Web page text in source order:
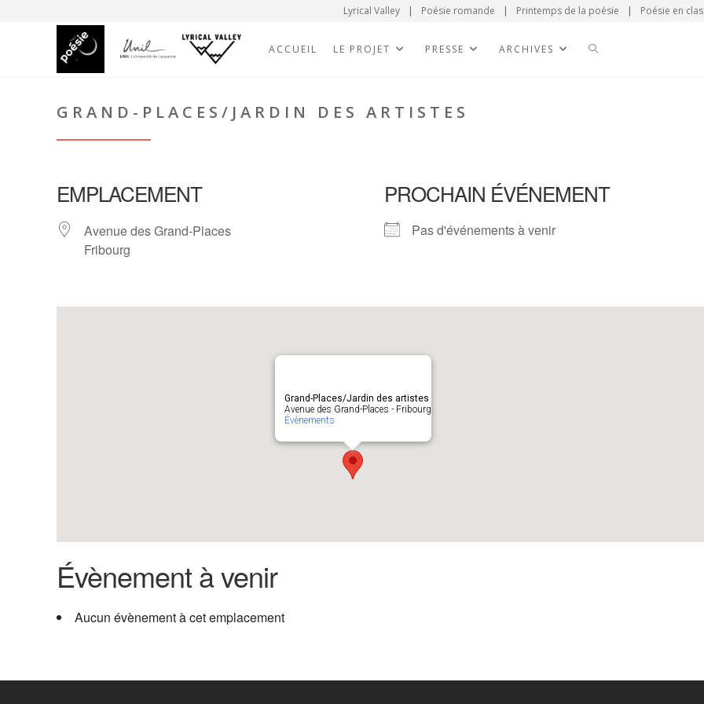
Lyrical Valley | Poésie romande | Printemps de la poésie | Poésie en
ACCUEIL LE PROJET PRESSE ARCHIVES
GRAND-PLACES/JARDIN DES ARTISTES
EMPLACEMENT
Avenue des Grand-Places
Fribourg
PROCHAIN ÉVÉNEMENT
Pas d'événements à venir
Grand-Places/Jardin des artistes
Avenue des Grand-Places - Fribourg
Évènements
Évènement à venir
Aucun évènement à cet emplacement